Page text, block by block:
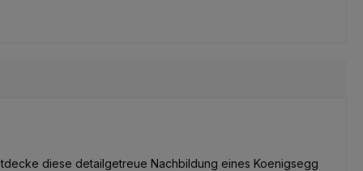
diese detailgetreue Nachbildung eines Koenigsegg